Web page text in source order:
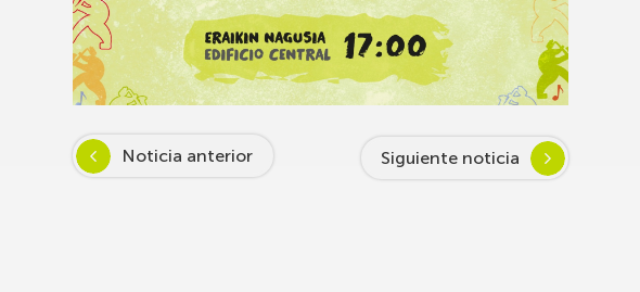
Noticia anterior Siguiente noticia